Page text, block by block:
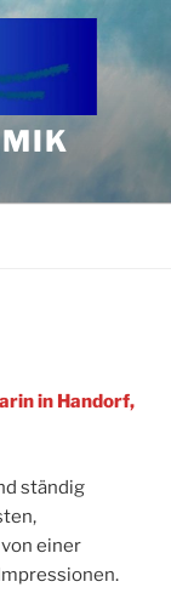
in Handorf,
ständig
einer